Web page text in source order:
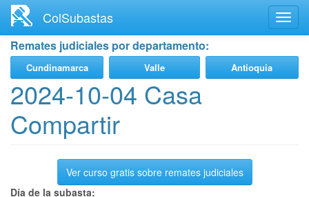
contenido
principal
ColSubastas
Remates judiciales por departamento:
Cundinamarca Valle Antioquia
2024-10-04 Casa
Compartir
Ver curso gratis sobre remates judiciales
Día de la subasta: